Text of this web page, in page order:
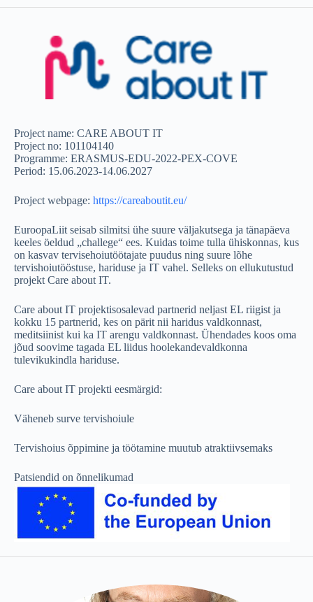
Project name: CARE ABOUT IT
Project no: 101104140
Programme: ERASMUS-EDU-2022-PEX-COVE
Period: 15.06.2023-14.06.2027
Project webpage: https://careaboutit.eu/
EuroopaLiit seisab silmitsi ühe suure väljakutsega ja tänapäeva
keeles öeldud „challege“ ees. Kuidas toime tulla ühiskonnas, kus
on kasvav tervisehoiutöötajate puudus ning suure lõhe
tervishoiutööstuse, hariduse ja IT vahel. Selleks on ellukutustud
projekt Care about IT.
Care about IT projektisosalevad partnerid neljast EL riigist ja
kokku 15 partnerid, kes on pärit nii haridus valdkonnast,
meditsiinist kui ka IT arengu valdkonnast. Ühendades koos oma
jõud soovime tagada EL liidus hoolekandevaldkonna
tulevikukindla hariduse.
Care about IT projekti eesmärgid:
Väheneb surve tervishoiule
Tervishoius õppimine ja töötamine muutub atraktiivsemaks
Patsiendid on õnnelikumad